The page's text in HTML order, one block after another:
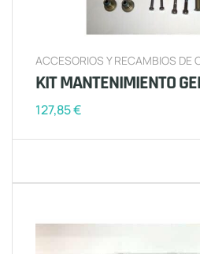
ACCESORIOS Y RECAMBIOS DE
KIT MANTENIMIENTO
127,85€